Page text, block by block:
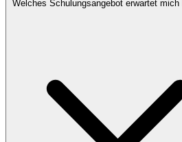
Welches Schulungsangebot erwartet mich